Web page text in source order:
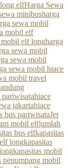
elfHarga Sewa
minibusharga
sewa mobil
mobil elf
mobil elf longharga
sewa mobil
sewa mobil
sewa mobil hiace
mobil travel
pariwisatahiace
jakartahiace
bus pariwisataJet
mobil elfjumlah
bus elfkapasitas
longkapasitas
kapasitas mobil
penumpang mobil